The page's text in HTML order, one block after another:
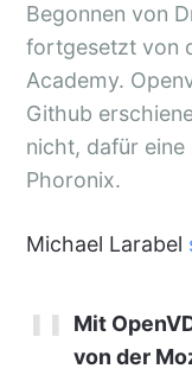
Begonnen von
fortgesetzt von
Academy.
Github
nicht, dafür eine
Phoronix.
Michael Larabel
Mit
von der